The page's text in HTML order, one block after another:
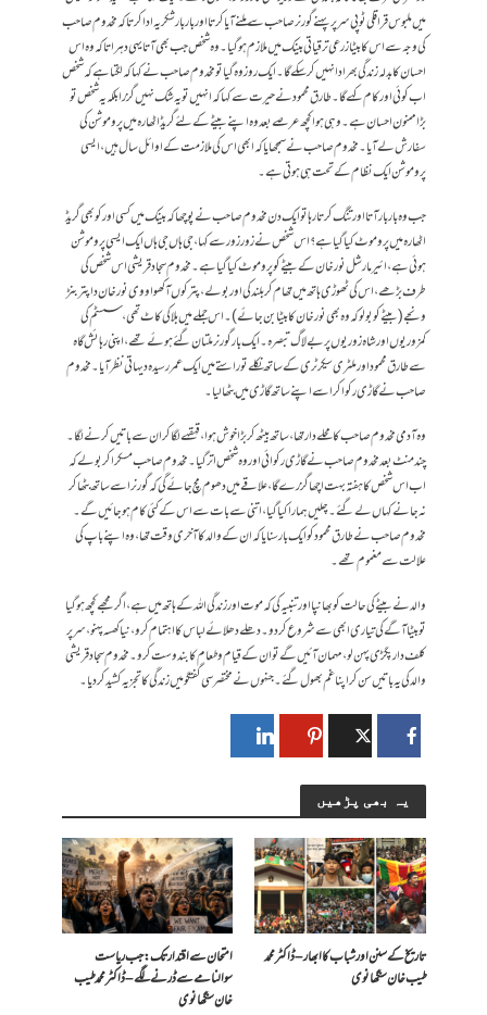
میں ملبوس قراقلی ٹوپی سر پر پہنے گورنر صاحب سے ملنے آیا کرتا اورباربار شکریہ ادا کرتا کہ مخدوم صاحب
کی وجہ سے اس کا بیٹا زرعی ترقیاتی بینک میں ملازم ہوگیا۔ وہ شخص جب بھی آتا یہی دہراتا کہ وہ اس
احسان کا بدلہ زندگی بھر ادا نہیں کر سکے گا۔ ایک روز وہ گیا تو مخدوم صاحب نے کہا کہ لگتا ہے کہ شخص
اب کوئی اور کام کہے گا۔ طارق محمود نے حیرت سے کہا کہ انہیں تو یہ شک نہیں گزرا بلکہ یہ شخص تو
بڑا ممنون احسان ہے۔ وہی ہوا کچھ عرصے بعد وہ اپنے بیٹے کے لئے گریڈ اٹھارہ میں پروموشن کی
سفارش لے آیا۔ مخدوم صاحب نے سمجھایا کہ ابھی اس کی ملازمت کے اوائل سال ہیں، ایسی
پروموشن ایک نظام کے تحت ہی ہوتی ہے۔
جب وہ باربار آتااور تنگ کرتا رہا تو ایک دن مخدوم صاحب نے پوچھا کہ بینک میں کسی اور کو بھی گریڈ
اٹھارہ میں پروموٹ کیا گیا ہے؟ اس شخص نے زور زور سے کہا ، جی ہاں جی ہاں ایک ایسی پروموشن
ہوئی ہے، ائیر مارشل نور خان کے بیٹے کو پروموٹ کیا گیا ہے۔ مخدوم سجاد قریشی اس شخص کی
طرف بڑھے ، اس کی ٹھوڑی ہاتھ میں تھام کر بلند کی اور بولے ، پتر کوں آکھواو وی نور خان دا پتر بنڑ
ونجے(بیٹے کو بولو کہ وہ بھی نور خان کا بیٹا بن جائے)۔اس جملے میں بلا کی کاٹ تھی، سسٹم کی
کمزوریوں اور شاہ زوریوں پر بے لاگ تبصرہ ۔ ایک بار گورنر ملتان گئے ہوئے تھے ، اپنی رہائش گاہ
سے طارق محمود اور ملٹری سیکرٹری کے ساتھ نکلے تو راستے میں ایک عمر رسید ہ دیہاتی نظر آیا۔ مخدوم
صاحب نے گاڑی رکوا کر اسے اپنے ساتھ گاڑی میں بٹھا لیا۔
وہ آدمی مخدوم صاحب کا محلے دار تھا، ساتھ بیٹھ کر بڑا خوش ہوا، قہقہے لگا کر ان سے باتیں کرنے لگا۔
چند منٹ بعد مخدوم صاحب نے گاڑی رکوائی اور وہ شخص اتر گیا۔ مخدوم صاحب مسکرا کر بولے کہ
اب اس شخص کا ہفتہ بہت اچھا گزرے گا، علاقے میں دھوم مچ جائے گی کہ گورنر اسے ساتھ بٹھا کر
نہ جانے کہاں لے گئے ۔ چلیں ہمارا کیا گیا، اتنی سے بات سے اس کے کئی کام ہوجائیں گے۔
مخدوم صاحب نے طارق محمود کو ایک بار سنایا کہ ان کے والد کا آخری وقت تھا، وہ اپنے باپ کی
علالت سے مغموم تھے۔
والد نے بیٹے کی حالت کو بھانپا اور تنبیہ کی کہ موت اور زندگی اللہ کے ہاتھ میں ہے، اگر مجھے کچھ ہوگیا
تو بیٹا آگے کی تیاری ابھی سے شروع کردو۔ دھلے دھلائے لباس کا اہتمام کرو، نیا کھسہ پہنو، سر پر
کلف دار پگڑی پہن لو، مہمان آئیں گے تو ان کے قیام وطعام کا بندوست کرو۔ مخدوم سجاد قریشی
والد کی یہ باتیں سن کر اپنا غم بھول گئے ۔ جنہوں نے مختصر سی گفتگو میں زندگی کا تجزیہ کشید کر دیا۔
یہ بھی پڑھیں
تاریخ کے سنن اور شباب کا ابھار – ڈاکٹر محمد
طیب خان سنگھانوی
امتحان سے اقتدار تک: جب ریاست
سوالنامے سے ڈرنے لگے – ڈاکٹر محمد طیب
خان سنگھانوی